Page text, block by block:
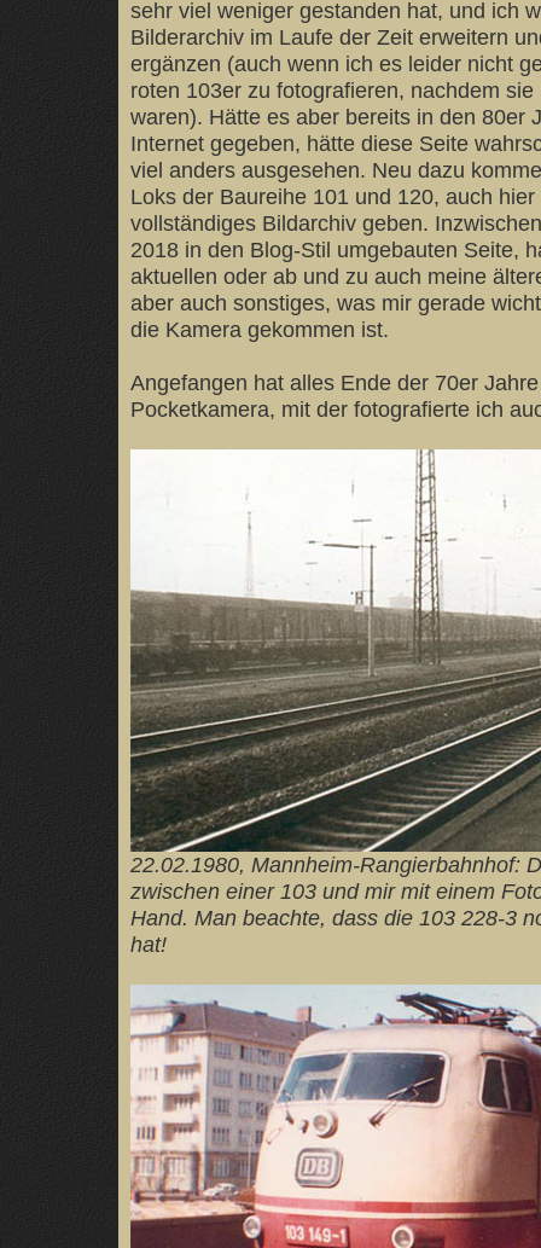
sehr viel weniger gestanden hat, und ich
Bilderarchiv im Laufe der Zeit erweitern
ergänzen (auch wenn ich es leider nicht
roten 103er zu fotografieren, nachdem
waren). Hätte es aber bereits in den 80er
Internet gegeben, hätte diese Seite
viel anders ausgesehen. Neu dazu
Loks der Baureihe 101 und 120, auch
vollständiges Bildarchiv geben.
2018 in den Blog-Stil umgebauten Seite,
aktuellen oder ab und zu auch meine
aber auch sonstiges, was mir gerade
die Kamera gekommen ist.
Angefangen hat alles Ende der 70er
Pocketkamera, mit der fotografierte ich
22.02.1980, Mannheim-Rangierbahnhof:
zwischen einer 103 und mir mit einem
Hand. Man beachte, dass die 103 228-3
hat!